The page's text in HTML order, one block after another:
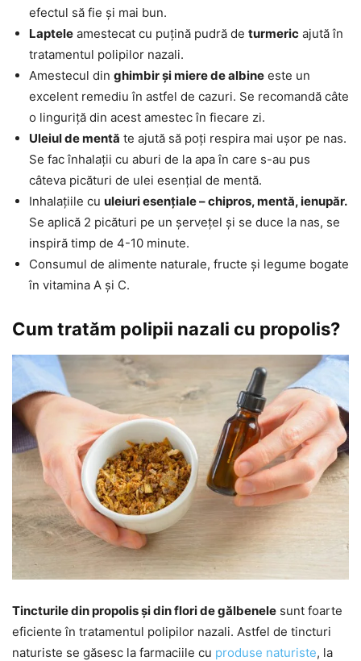
efectul să fie și mai bun.
Laptele amestecat cu puțină pudră de turmeric ajută în
tratamentul polipilor nazali.
Amestecul din ghimbir și miere de albine este un
excelent remediu în astfel de cazuri. Se recomandă câte
o linguriță din acest amestec în fiecare zi.
Uleiul de mentă te ajută să poți respira mai ușor pe nas.
Se fac înhalații cu aburi de la apa în care s-au pus
câteva picături de ulei esențial de mentă.
Inhalațiile cu uleiuri esențiale – chipros, mentă, ienupăr.
Se aplică 2 picături pe un șervețel și se duce la nas, se
inspiră timp de 4-10 minute.
Consumul de alimente naturale, fructe și legume bogate
în vitamina A și C.
Cum tratăm polipii nazali cu propolis?
Tincturile din propolis și din flori de gălbenele sunt foarte
eficiente în tratamentul polipilor nazali. Astfel de tincturi
naturiste se găsesc la farmaciile cu produse naturiste, la